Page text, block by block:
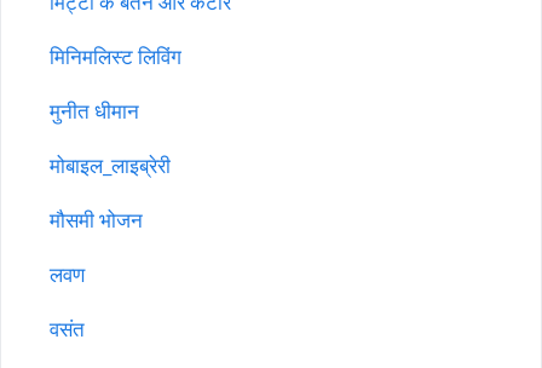
मिनिमलिस्ट लिविंग
मुनीत धीमान
मोबाइल_लाइब्रेरी
मौसमी भोजन
लवण
वसंत